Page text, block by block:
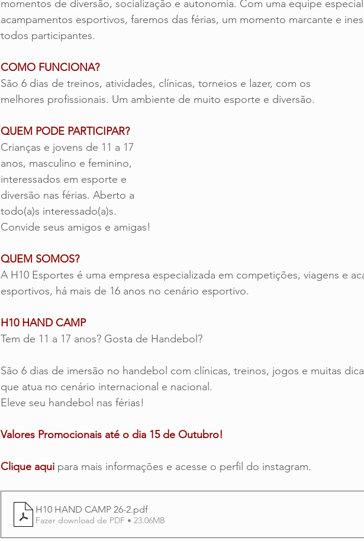
momentos de diversão, socialização e autonomia. Com uma equipe
acampamentos esportivos, faremos das férias, um momento marcante e
todos participantes.
COMO FUNCIONA?
São 6 dias de treinos, atividades, clínicas, torneios e lazer, com os
melhores profissionais. Um ambiente de muito esporte e diversão.
QUEM PODE PARTICIPAR?
Crianças e jovens de 11 a 17
anos, masculino e feminino,
interessados em esporte e
diversão nas férias. Aberto a
todo(a)s interessado(a)s.
Convide seus amigos e amigas!
QUEM SOMOS?
A H10 Esportes é uma empresa especializada em competições, viagens e
esportivos, há mais de 16 anos no cenário esportivo.
H10 HAND CAMP
Tem de 11 a 17 anos? Gosta de Handebol?
São 6 dias de imersão no handebol com clínicas, treinos, jogos e muitas
que atua no cenário internacional e nacional.
Eleve seu handebol nas férias!
Valores Promocionais até o dia 15 de Outubro!
Clique aqui para mais informações e acesse o perfil do instagram.
H10 HAND CAMP 26-2.pdf
Fazer download de PDF • 23.06MB